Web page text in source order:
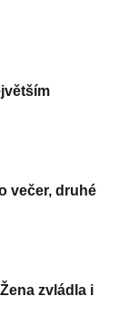
večer, druhé
zvládla i